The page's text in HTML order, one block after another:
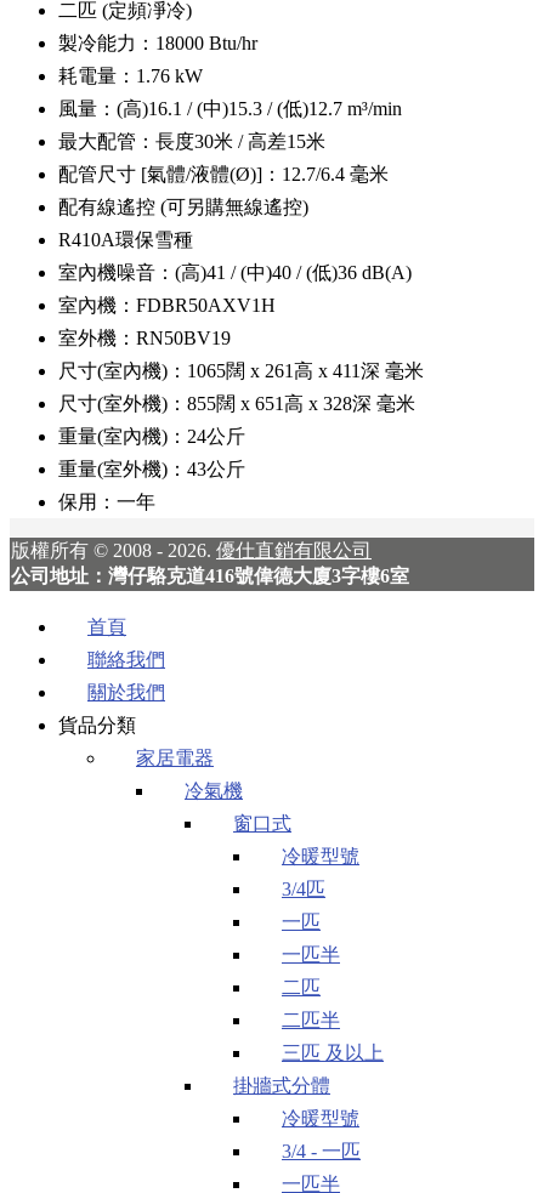
二匹 (定頻凈冷)
製冷能力：18000 Btu/hr
耗電量：1.76 kW
風量：(高)16.1 / (中)15.3 / (低)12.7 m³/min
最大配管：長度30米 / 高差15米
配管尺寸 [氣體/液體(Ø)]：12.7/6.4 毫米
配有線遙控 (可另購無線遙控)
R410A環保雪種
室內機噪音：(高)41 / (中)40 / (低)36 dB(A)
室內機：FDBR50AXV1H
室外機：RN50BV19
尺寸(室內機)：1065闊 x 261高 x 411深 毫米
尺寸(室外機)：855闊 x 651高 x 328深 毫米
重量(室內機)：24公斤
重量(室外機)：43公斤
保用：一年
版權所有 © 2008 - 2026. 優仕直銷有限公司
公司地址：灣仔駱克道416號偉德大廈3字樓6室
首頁
聯絡我們
關於我們
貨品分類
家居電器
冷氣機
窗口式
冷暖型號
3/4匹
一匹
一匹半
二匹
二匹半
三匹 及以上
掛牆式分體
冷暖型號
3/4 - 一匹
一匹半